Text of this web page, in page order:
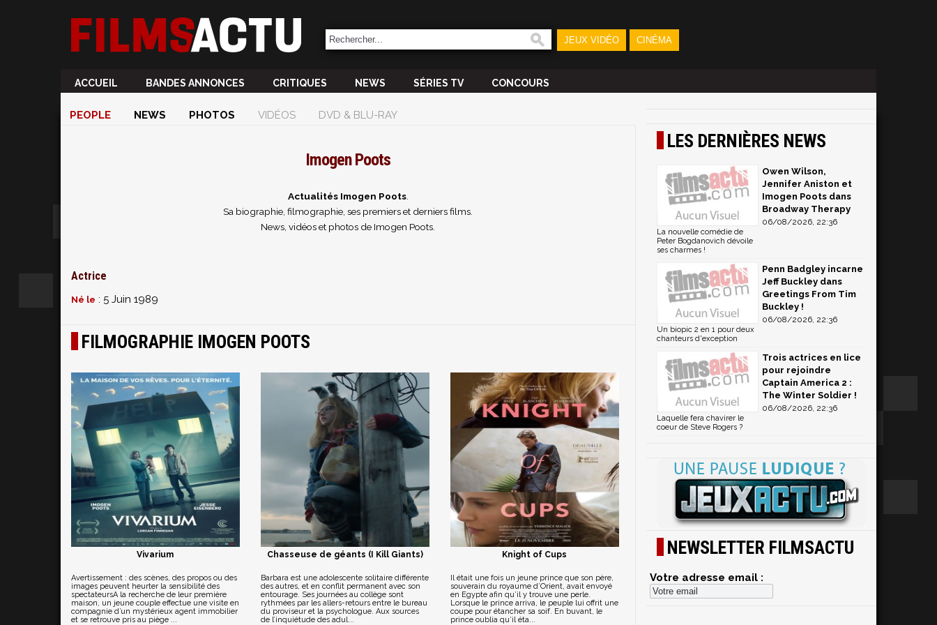
JEUX VIDÉO CINÉMA
ACCUEIL BANDES ANNONCES CRITIQUES NEWS SÉRIES TV CONCOURS
PEOPLE NEWS PHOTOS VIDÉOS DVD & BLU-RAY
Imogen Poots
Actualités Imogen Poots.
Sa biographie, filmographie, ses premiers et derniers films.
News, vidéos et photos de Imogen Poots.
Actrice
Né le : 5 Juin 1989
FILMOGRAPHIE IMOGEN POOTS
Vivarium
Avertissement : des scènes, des propos ou des
images peuvent heurter la sensibilité des
spectateursA la recherche de leur première
maison, un jeune couple effectue une visite en
compagnie d’un mystérieux agent immobilier
et se retrouve pris au piège ...
Chasseuse de géants (I Kill Giants)
Barbara est une adolescente solitaire différente
des autres, et en conflit permanent avec son
entourage. Ses journées au collège sont
rythmées par les allers-retours entre le bureau
du proviseur et la psychologue. Aux sources
de l’inquiétude des adul...
Knight of Cups
Il était une fois un jeune prince que son père,
souverain du royaume d’Orient, avait envoyé
en Egypte afin qu’il y trouve une perle.
Lorsque le prince arriva, le peuple lui offrit une
coupe pour étancher sa soif. En buvant, le
prince oublia qu’il éta...
LES DERNIÈRES NEWS
Owen Wilson,
Jennifer Aniston et
Imogen Poots dans
Broadway Therapy
06/08/2026, 22:36
La nouvelle comédie de
Peter Bogdanovich dévoile
ses charmes !
Penn Badgley incarne
Jeff Buckley dans
Greetings From Tim
Buckley !
06/08/2026, 22:36
Un biopic 2 en 1 pour deux
chanteurs d'exception
Trois actrices en lice
pour rejoindre
Captain America 2 :
The Winter Soldier !
06/08/2026, 22:36
Laquelle fera chavirer le
coeur de Steve Rogers ?
NEWSLETTER FILMSACTU
Votre adresse email :